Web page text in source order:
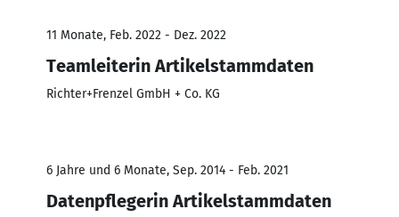
11 Monate, Feb. 2022 - Dez. 2022
Teamleiterin Artikelstammdaten
Richter+Frenzel GmbH + Co. KG
6 Jahre und 6 Monate, Sep. 2014 - Feb. 2021
Datenpflegerin Artikelstammdaten